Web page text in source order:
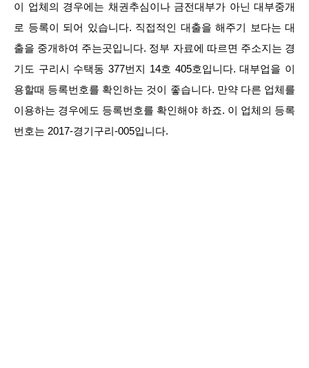
이 업체의 경우에는 채권추심이나 금전대부가 아닌 대부중개
로 등록이 되어 있습니다. 직접적인 대출을 해주기 보다는 대
출을 중개하여 주는곳입니다. 정부 자료에 따르면 주소지는 경
기도 구리시 수택동 377번지 14호 405호입니다. 대부업을 이
용할때 등록번호를 확인하는 것이 좋습니다. 만약 다른 업체를
이용하는 경우에도 등록번호를 확인해야 하죠. 이 업체의 등록
번호는 2017-경기구리-005입니다.